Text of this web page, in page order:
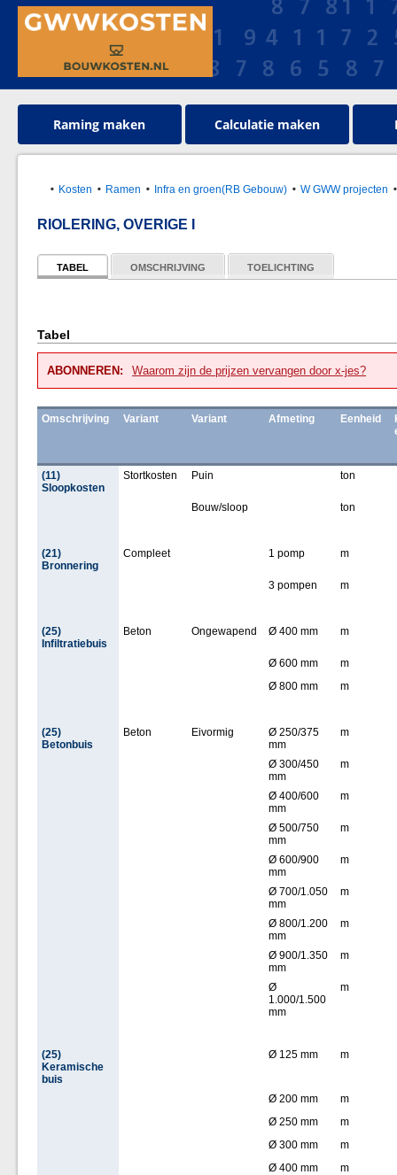
Raming maken Calculatie maken
Kosten Ramen Infra en groen(RB Gebouw) W GWW projecten
RIOLERING, OVERIGE I
TABEL OMSCHRIJVING TOELICHTING
Tabel
ABONNEREN: Waarom zijn de prijzen vervangen door x-jes?
Omschrijving Variant Variant Afmeting Eenheid
(11)
Sloopkosten
Stortkosten Puin ton
Bouw/sloop ton
(21)
Bronnering
Compleet 1 pomp m
3 pompen m
(25)
Infiltratiebuis
Beton Ongewapend Ø 400 mm m
Ø 600 mm
m
Ø 800 mm
m
(25)
Betonbuis
Beton Eivormig
Ø 250/375
mm
m
Ø 300/450
mm
m
Ø 400/600
mm
m
Ø 500/750
mm
m
Ø 600/900
mm
m
Ø 700/1.050
mm
m
Ø 800/1.200
mm
m
Ø 900/1.350
mm
m
Ø
1.000/1.500
mm
m
(25)
Keramische
buis
Ø 125 mm m
Ø 200 mm
m
Ø 250 mm
m
Ø 300 mm
m
Ø 400 mm
m